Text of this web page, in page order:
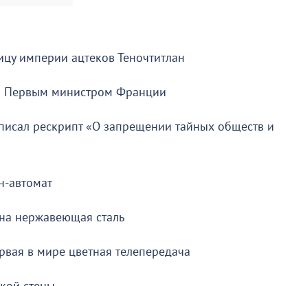
империи ацтеков Теночтитлан
Первым министром Франции
рескрипт «О запрещении тайных обществ и
автомат
нержавеющая сталь
в мире цветная телепередача